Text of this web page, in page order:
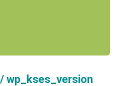
wp_kses_version